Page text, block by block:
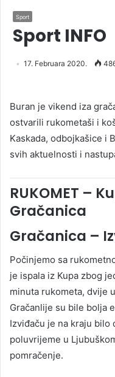
Sport
Sport INFO
17. Februara 2020.
Buran je vikend iza
ostvarili rukometaši i
Kaskada, odbojkašice i
svih aktuelnosti i
RUKOMET –
Gračanica
Gračanica –
Počinjemo sa
je ispala iz Kupa zbog
minuta rukometa, dvije
Gračanlije su bile bolja
Izviđaču je na kraju bilo
poluvrijeme u
pomračenje.